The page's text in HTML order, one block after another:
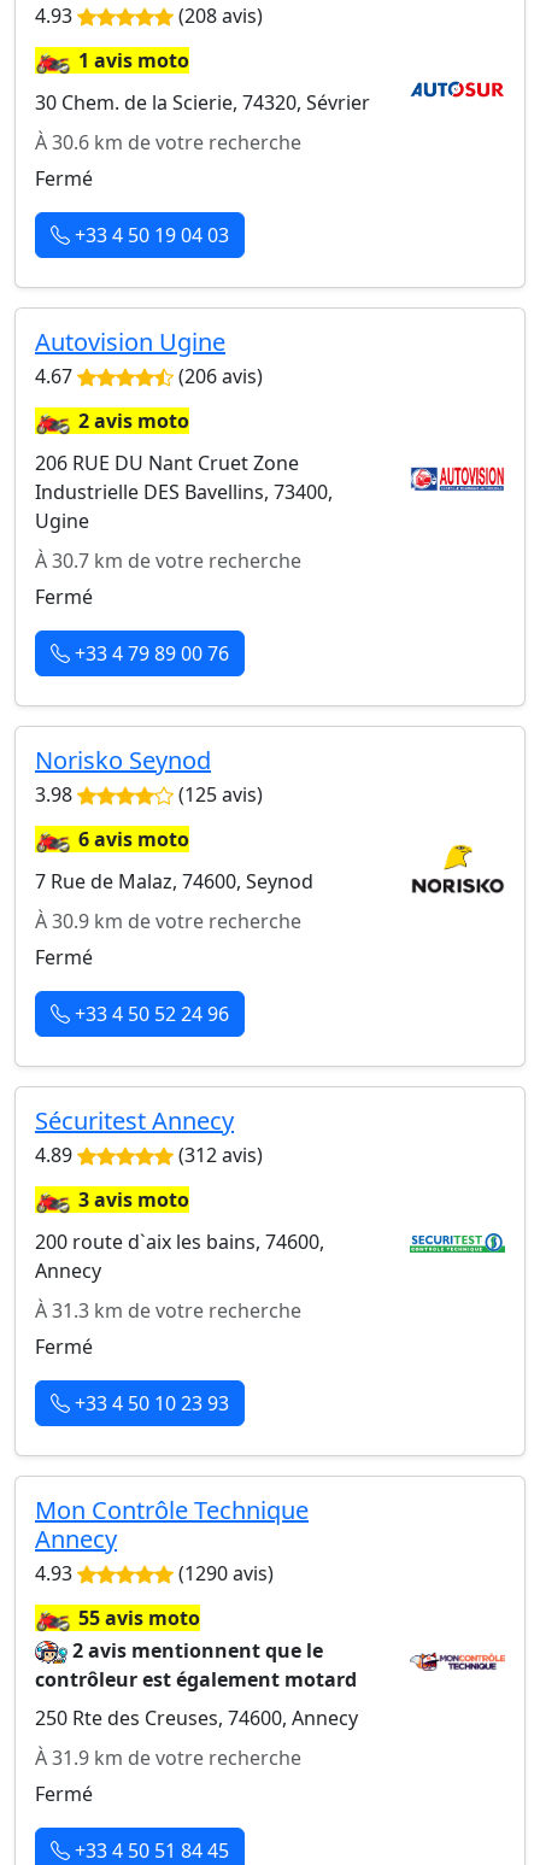
4.93 (208 avis)
🏍️1 avis moto
30 Chem. de la Scierie, 74320, Sévrier
À 30.6 km de votre recherche
Fermé
+33 4 50 19 04 03
Autovision Ugine
4.67 (206 avis)
🏍️2 avis moto
206 RUE DU Nant Cruet Zone
Industrielle DES Bavellins, 73400,
Ugine
À 30.7 km de votre recherche
Fermé
+33 4 79 89 00 76
Norisko Seynod
3.98 (125 avis)
🏍️6 avis moto
7 Rue de Malaz, 74600, Seynod
À 30.9 km de votre recherche
Fermé
+33 4 50 52 24 96
Sécuritest Annecy
4.89 (312 avis)
🏍️3 avis moto
200 route d`aix les bains, 74600,
Annecy
À 31.3 km de votre recherche
Fermé
+33 4 50 10 23 93
Mon Contrôle Technique
Annecy
4.93 (1290 avis)
🏍️55 avis moto
2 avis mentionnent que le
contrôleur est également motard
250 Rte des Creuses, 74600, Annecy
À 31.9 km de votre recherche
Fermé
+33 4 50 51 84 45